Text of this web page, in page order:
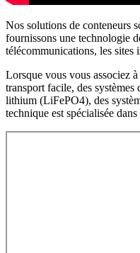
Nos solutions de conteneurs
fournissons une technologie
télécommunications, les sites
Lorsque vous vous associez
transport facile, des
lithium (LiFePO4), des
technique est spécialisée